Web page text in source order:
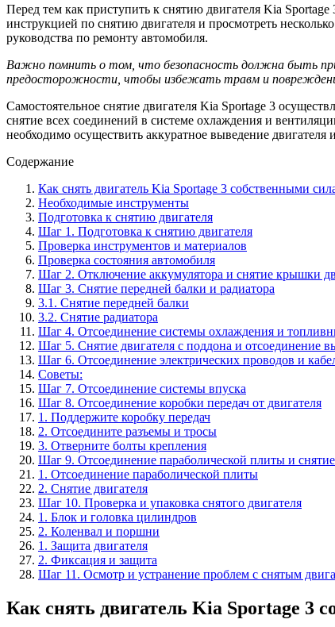
Перед тем как приступить к снятию двигателя Kia
инструкцией по снятию двигателя и просмотреть
руководства по ремонту автомобиля.
Важно помнить о том, что безопасность должна быть
предосторожности, чтобы избежать травм и
Самостоятельное снятие двигателя Kia Sportage 3
снятие всех соединений в системе охлаждения и
необходимо осуществить аккуратное выведение двигателя
Содержание
Как снять двигатель Kia Sportage 3 собственными
Необходимые инструменты
Подготовка к снятию двигателя
Шаг 1. Подготовка к снятию двигателя
Проверка инструментов и материалов
Проверка состояния автомобиля
Шаг 2. Отключение аккумулятора и снятие крышки
Шаг 3. Снятие передней балки и радиатора
3.1. Снятие передней балки
3.2. Снятие радиатора
Шаг 4. Отсоединение системы охлаждения и
Шаг 5. Снятие двигателя с поддона и отсоединение
Шаг 6. Отсоединение электрических проводов и
Советы:
Шаг 7. Отсоединение системы впуска
Шаг 8. Отсоединение коробки передач от двигателя
1. Поддержите коробку передач
2. Отсоедините разъемы и тросы
3. Отверните болты крепления
Шаг 9. Отсоединение параболической плиты и снятие
1. Отсоединение параболической плиты
2. Снятие двигателя
Шаг 10. Проверка и упаковка снятого двигателя
1. Блок и головка цилиндров
2. Коленвал и поршни
1. Защита двигателя
2. Фиксация и защита
Шаг 11. Осмотр и устранение проблем с снятым
Как снять двигатель Kia Sportage 3